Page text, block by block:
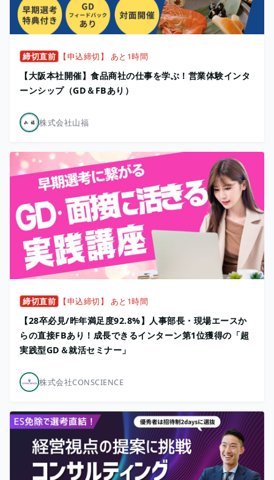
締切直前 【申込締切】 あと1時間
【大阪本社開催】食品商社の仕事を学ぶ！営業体験インタ
ーンシップ（GD＆FBあり）
株式会社山福
締切直前 【申込締切】 あと1時間
【28卒必見/昨年満⾜度92.8%】人事部長・現場エースか
らの直接FBあり！成長できるインターン第1位獲得の「超
実践型GD＆就活セミナー」
株式会社CONSCIENCE